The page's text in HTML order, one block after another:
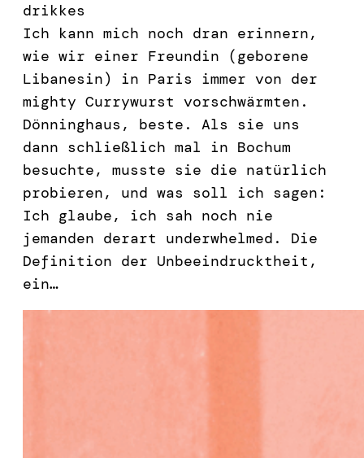
drikkes
Ich kann mich noch dran erinnern,
wie wir einer Freundin (geborene
Libanesin) in Paris immer von der
mighty Currywurst vorschwärmten.
Dönninghaus, beste. Als sie uns
dann schließlich mal in Bochum
besuchte, musste sie die natürlich
probieren, und was soll ich sagen:
Ich glaube, ich sah noch nie
jemanden derart underwhelmed. Die
Definition der Unbeeindrucktheit,
ein…